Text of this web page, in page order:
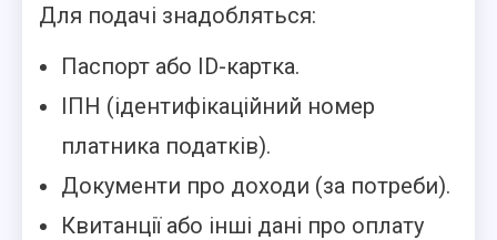
Для подачі знадобляться:
Паспорт або ID-картка.
ІПН (ідентифікаційний номер
платника податків).
Документи про доходи (за потреби).
Квитанції або інші дані про оплату